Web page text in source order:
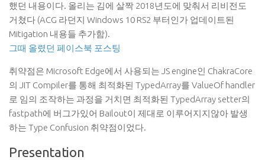
했던 내용이다. 올리는 김에 살짝 2018년도에 맞춰서 리비전도
거쳤다 (ACG 라던지 Windows 10 RS2 부터인가 업데이트된
Mitigation 내용들 추가함).
그때 올렸던 페이스북 포스팅
취약점은 Microsoft Edge에서 사용되는 JS engine인 ChakraCore
의 JIT Compiler를 통해 최적화된 TypedArray를 ValueOf handler
로 임의 조작하는 과정을 거치면 최적화된 TypedArray setter의
fastpath에 버그가있어 Bailout이 제대로 이루어지지않아 발생
하는 Type Confusion 취약점이었다.
Presentation